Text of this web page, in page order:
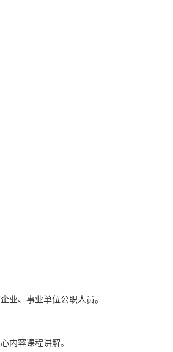
业、事业单位公职人员。
内容课程讲解。